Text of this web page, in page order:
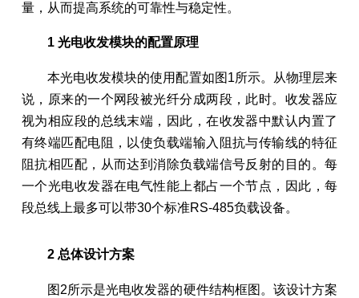
量，从而提高系统的可靠性与稳定性。
1 光电收发模块的配置原理
本光电收发模块的使用配置如图1所示。从物理层来
说，原来的一个网段被光纤分成两段，此时。收发器应
视为相应段的总线末端，因此，在收发器中默认内置了
有终端匹配电阻，以使负载端输入阻抗与传输线的特征
阻抗相匹配，从而达到消除负载端信号反射的目的。每
一个光电收发器在电气性能上都占一个节点，因此，每
段总线上最多可以带30个标准RS-485负载设备。
2 总体设计方案
图2所示是光电收发器的硬件结构框图。该设计方案